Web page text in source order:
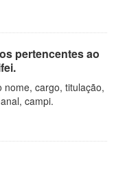
pertencentes ao
nome, cargo, titulação,
campi.